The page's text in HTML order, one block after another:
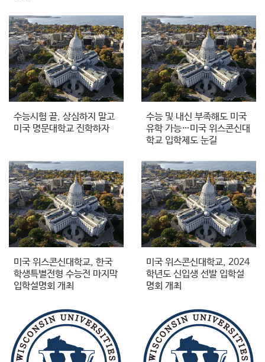
수능시험 끝, 상심하지 말고
미국 명문대학교 진학하자
수능 및 내신 부족해도 미국
유학 가능…미국 위스콘신대
학교 입학제도 눈길
미국 위스콘신대학교, 한국
학생특별전형 수능전 마지막
입학설명회 개최
미국 위스콘신대학교, 2024
학년도 신입생 선발 입학설
명회 개최